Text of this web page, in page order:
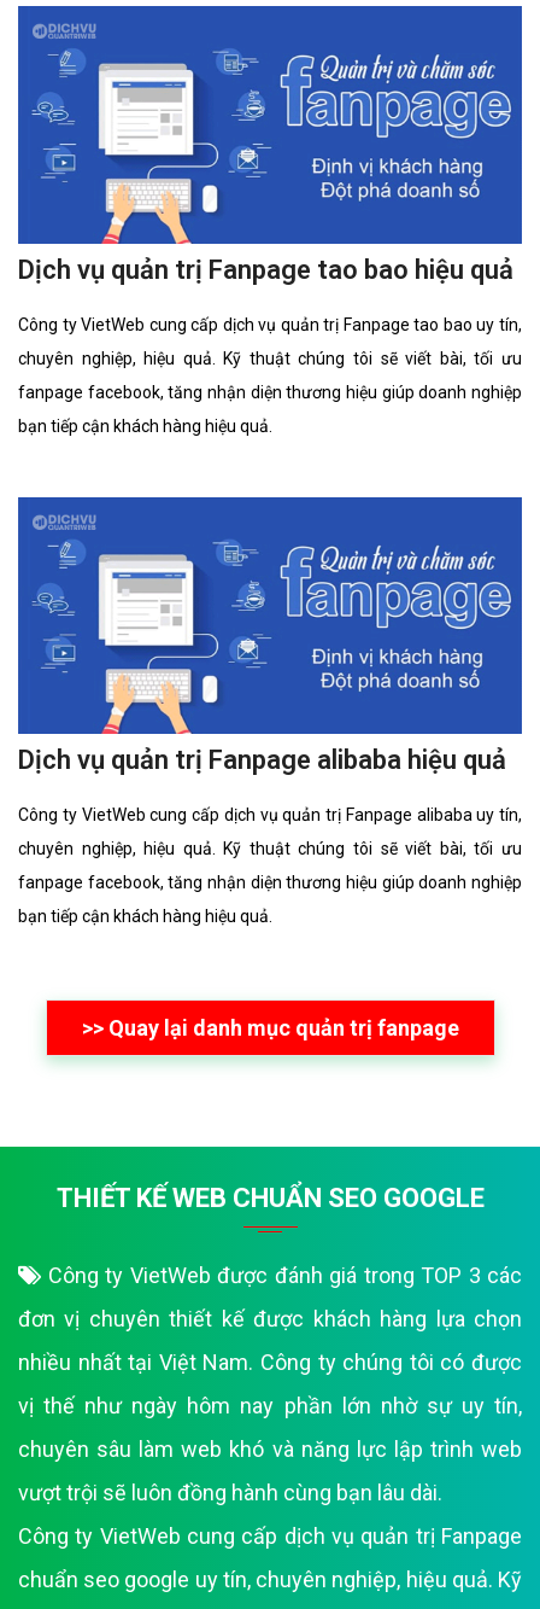
Dịch vụ quản trị Fanpage tao bao hiệu quả
Công ty VietWeb cung cấp dịch vụ quản trị Fanpage tao bao uy tín,
chuyên nghiệp, hiệu quả. Kỹ thuật chúng tôi sẽ viết bài, tối ưu
fanpage facebook, tăng nhận diện thương hiệu giúp doanh nghiệp
bạn tiếp cận khách hàng hiệu quả.
Dịch vụ quản trị Fanpage alibaba hiệu quả
Công ty VietWeb cung cấp dịch vụ quản trị Fanpage alibaba uy tín,
chuyên nghiệp, hiệu quả. Kỹ thuật chúng tôi sẽ viết bài, tối ưu
fanpage facebook, tăng nhận diện thương hiệu giúp doanh nghiệp
bạn tiếp cận khách hàng hiệu quả.
>> Quay lại danh mục quản trị fanpage
THIẾT KẾ WEB CHUẨN SEO GOOGLE
Công ty VietWeb được đánh giá trong TOP 3 các
đơn vị chuyên thiết kế được khách hàng lựa chọn
nhiều nhất tại Việt Nam. Công ty chúng tôi có được
vị thế như ngày hôm nay phần lớn nhờ sự uy tín,
chuyên sâu làm web khó và năng lực lập trình web
vượt trội sẽ luôn đồng hành cùng bạn lâu dài.
Công ty VietWeb cung cấp dịch vụ quản trị Fanpage
chuẩn seo google uy tín, chuyên nghiệp, hiệu quả. Kỹ